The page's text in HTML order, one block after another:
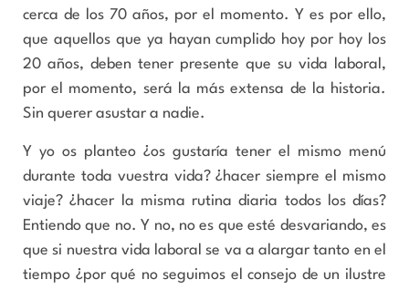
cerca de los 70 años, por el momento. Y es por ello,
que aquellos que ya hayan cumplido hoy por hoy los
20 años, deben tener presente que su vida laboral,
por el momento, será la más extensa de la historia.
Sin querer asustar a nadie.
Y yo os planteo ¿os gustaría tener el mismo menú
durante toda vuestra vida? ¿hacer siempre el mismo
viaje? ¿hacer la misma rutina diaria todos los días?
Entiendo que no. Y no, no es que esté desvariando, es
que si nuestra vida laboral se va a alargar tanto en el
tiempo ¿por qué no seguimos el consejo de un ilustre